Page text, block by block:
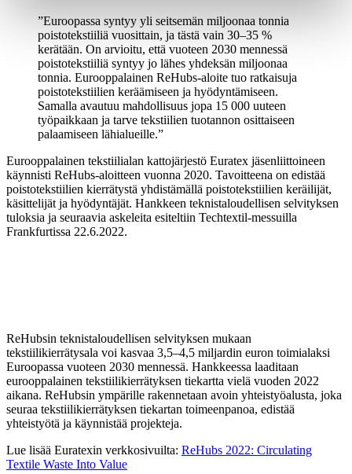
Euroopassa syntyy yli seitsemän miljoonaa tonnia
poistotekstiiliä vuosittain, ja tästä vain 30–35 %
kerätään. On arvioitu, että vuoteen 2030 mennessä
poistotekstiiliä syntyy jo lähes yhdeksän miljoonaa
tonnia. Eurooppalainen ReHubs-aloite tuo ratkaisuja
poistotekstiilien keräämiseen ja hyödyntämiseen.
Samalla avautuu mahdollisuus jopa 15 000 uuteen
työpaikkaan ja tarve tekstiilien tuotannon osittaiseen
palaamiseen lähialueille.
Eurooppalainen tekstiilialan kattojärjestö Euratex jäsenliittoineen
käynnisti ReHubs-aloitteen vuonna 2020. Tavoitteena on edistää
poistotekstiilien kierrätystä yhdistämällä poistotekstiilien keräilijät,
käsittelijät ja hyödyntäjät. Hankkeen teknistaloudellisen selvityksen
tuloksia ja seuraavia askeleita esiteltiin Techtextil-messuilla
Frankfurtissa 22.6.2022.
ReHubsin teknistaloudellisen selvityksen mukaan
tekstiilikierrätysala voi kasvaa 3,5–4,5 miljardin euron toimialaksi
Euroopassa vuoteen 2030 mennessä. Hankkeessa laaditaan
eurooppalainen tekstiilikierrätyksen tiekartta vielä vuoden 2022
aikana. ReHubsin ympärille rakennetaan avoin yhteistyöalusta, joka
seuraa tekstiilikierrätyksen tiekartan toimeenpanoa, edistää
yhteistyötä ja käynnistää projekteja.
Lue lisää Euratexin verkkosivuilta: ReHubs 2022: Circulating
Textile Waste Into Value